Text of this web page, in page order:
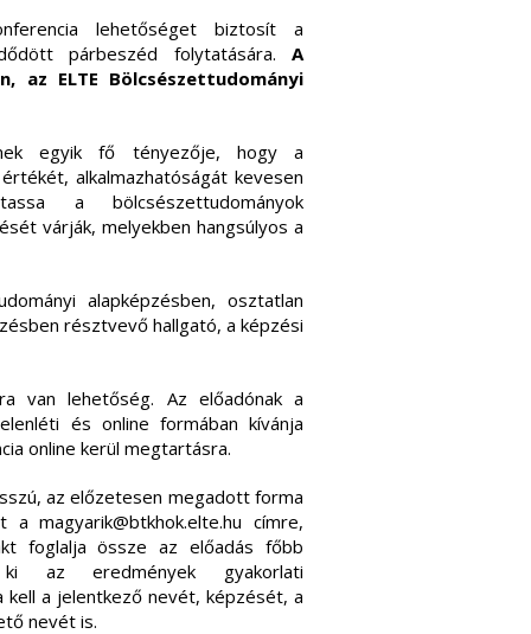
lehetőséget biztosít a
párbeszéd folytatására. A
az ELTE Bölcsészettudományi
egyik fő tényezője, hogy a
alkalmazhatóságát kevesen
a bölcsészettudományok
várják, melyekben hangsúlyos a
alapképzésben, osztatlan
résztvevő hallgató, a képzési
van lehetőség. Az előadónak a
és online formában kívánja
online kerül megtartásra.
az előzetesen megadott forma
magyarik@btkhok.elte.hu címre,
foglalja össze az előadás főbb
az eredmények gyakorlati
kell a jelentkező nevét, képzését, a
nevét is.